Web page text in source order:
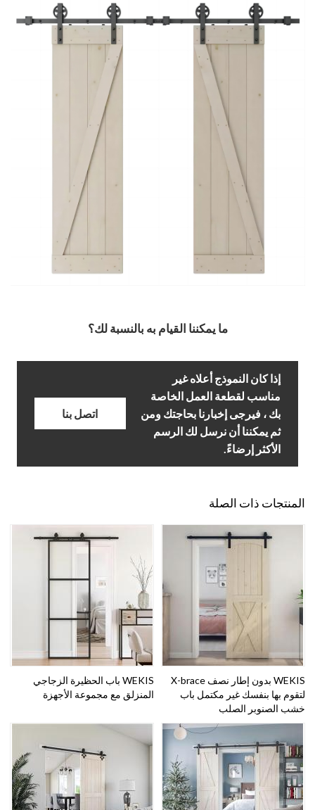
ما يمكننا القيام به بالنسبة لك؟
إذا كان النموذج أعلاه غير
مناسب لقطعة العمل الخاصة
بك ، فيرجى إخبارنا بحاجتك ومن
ثم يمكننا أن نرسل لك الرسم
الأكثر إرضاءً.
اتصل بنا
المنتجات ذات الصلة
WEKIS بدون إطار نصف X-brace
لتقوم بها بنفسك غير مكتمل باب
خشب الصنوبر الصلب
WEKIS باب الحظيرة الزجاجي
المنزلق مع مجموعة الأجهزة